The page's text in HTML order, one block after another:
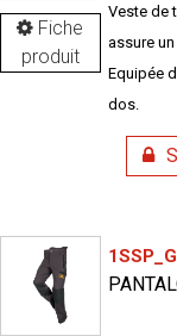
Fiche
produit
Veste de
assure
Equipée
dos.